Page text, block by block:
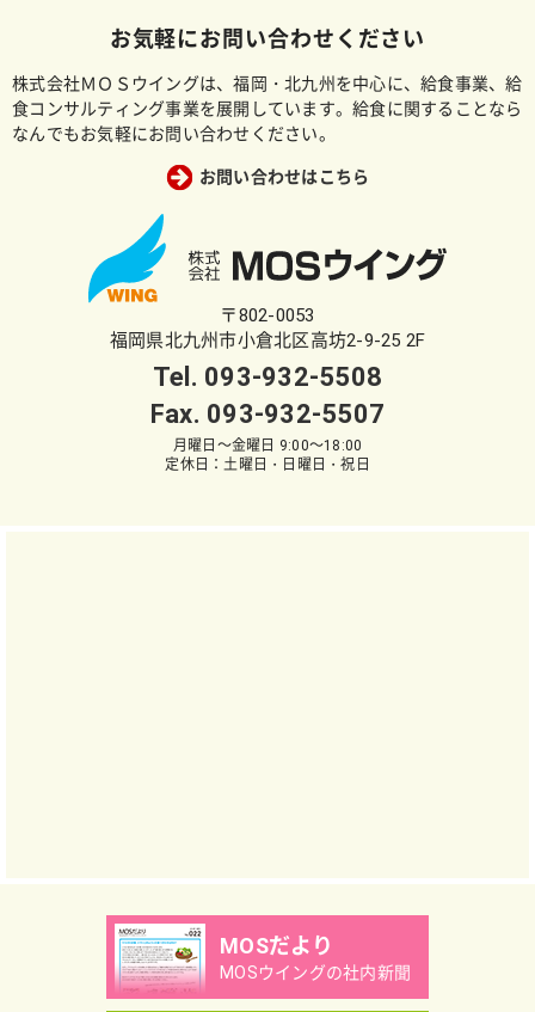
お気軽にお問い合わせください
株式会社ＭＯＳウイングは、福岡・北九州を中心に、給食事業、給
食コンサルティング事業を展開しています。給食に関することなら
なんでもお気軽にお問い合わせください。
お問い合わせはこちら
〒802-0053
福岡県北九州市小倉北区高坊2-9-25 2F
Tel. 093-932-5508
Fax. 093-932-5507
月曜日～金曜日 9:00～18:00
定休日：土曜日・日曜日・祝日
MOSだより
MOSウイングの社内新聞